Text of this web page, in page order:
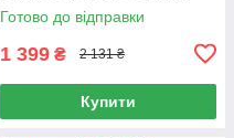
Готово до відправки
1 399 ₴ 2 131 ₴
Купити